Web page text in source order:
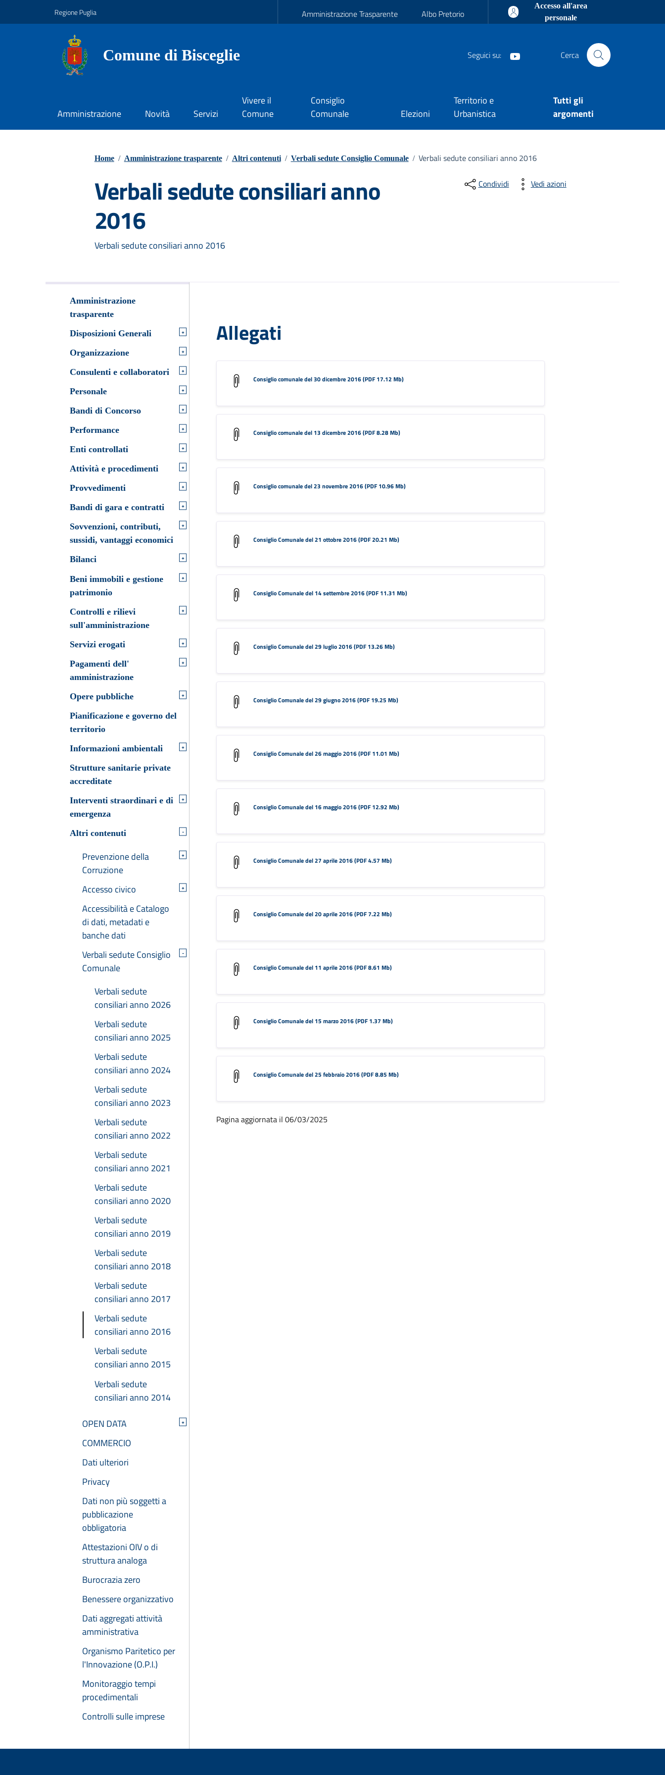
Regione Puglia Amministrazione Trasparente Albo Pretorio
Accesso all'area
personale
Comune di Bisceglie Seguici su: Cerca
Amministrazione Novità Servizi
Vivere il
Comune
Consiglio
Comunale
Elezioni
Territorio e
Urbanistica
Tutti gli
argomenti
Home / Amministrazione trasparente / Altri contenuti / Verbali sedute Consiglio Comunale / Verbali sedute consiliari anno 2016
Verbali sedute consiliari anno
2016
Verbali sedute consiliari anno 2016
Condividi Vedi azioni
Amministrazione
trasparente
Disposizioni Generali
+
Organizzazione +
Consulenti e collaboratori +
Personale +
Bandi di Concorso +
Performance +
Enti controllati +
Attività e procedimenti +
Provvedimenti +
Bandi di gara e contratti +
Sovvenzioni, contributi,
sussidi, vantaggi economici
+
Bilanci +
Beni immobili e gestione
patrimonio
+
Controlli e rilievi
sull'amministrazione
+
Servizi erogati +
Pagamenti dell'
amministrazione
+
Opere pubbliche +
Pianificazione e governo del
territorio
Informazioni ambientali
+
Strutture sanitarie private
accreditate
Interventi straordinari e di
emergenza
+
Altri contenuti -
Prevenzione della
Corruzione
+
Accesso civico +
Accessibilità e Catalogo
di dati, metadati e
banche dati
Verbali sedute Consiglio
Comunale
-
Verbali sedute
consiliari anno 2026
Verbali sedute
consiliari anno 2025
Verbali sedute
consiliari anno 2024
Verbali sedute
consiliari anno 2023
Verbali sedute
consiliari anno 2022
Verbali sedute
consiliari anno 2021
Verbali sedute
consiliari anno 2020
Verbali sedute
consiliari anno 2019
Verbali sedute
consiliari anno 2018
Verbali sedute
consiliari anno 2017
Verbali sedute
consiliari anno 2016
Verbali sedute
consiliari anno 2015
Verbali sedute
consiliari anno 2014
OPEN DATA
+
COMMERCIO
Dati ulteriori
Privacy
Dati non più soggetti a
pubblicazione
obbligatoria
Attestazioni OIV o di
struttura analoga
Burocrazia zero
Benessere organizzativo
Dati aggregati attività
amministrativa
Organismo Paritetico per
l'Innovazione (O.P.I.)
Monitoraggio tempi
procedimentali
Controlli sulle imprese
Allegati
Consiglio comunale del 30 dicembre 2016 (PDF 17.12 Mb)
Consiglio comunale del 13 dicembre 2016 (PDF 8.28 Mb)
Consiglio comunale del 23 novembre 2016 (PDF 10.96 Mb)
Consiglio Comunale del 21 ottobre 2016 (PDF 20.21 Mb)
Consiglio Comunale del 14 settembre 2016 (PDF 11.31 Mb)
Consiglio Comunale del 29 luglio 2016 (PDF 13.26 Mb)
Consiglio Comunale del 29 giugno 2016 (PDF 19.25 Mb)
Consiglio Comunale del 26 maggio 2016 (PDF 11.01 Mb)
Consiglio Comunale del 16 maggio 2016 (PDF 12.92 Mb)
Consiglio Comunale del 27 aprile 2016 (PDF 4.57 Mb)
Consiglio Comunale del 20 aprile 2016 (PDF 7.22 Mb)
Consiglio Comunale del 11 aprile 2016 (PDF 8.61 Mb)
Consiglio Comunale del 15 marzo 2016 (PDF 1.37 Mb)
Consiglio Comunale del 25 febbraio 2016 (PDF 8.85 Mb)
Pagina aggiornata il 06/03/2025